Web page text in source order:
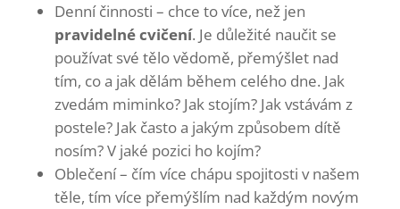
Denní činnosti – chce to více, než jen
pravidelné cvičení. Je důležité naučit se
používat své tělo vědomě, přemýšlet nad
tím, co a jak dělám během celého dne. Jak
zvedám miminko? Jak stojím? Jak vstávám z
postele? Jak často a jakým způsobem dítě
nosím? V jaké pozici ho kojím?
Oblečení – čím více chápu spojitosti v našem
těle, tím více přemýšlím nad každým novým